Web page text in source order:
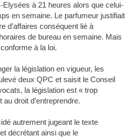
à 21 heures alors que celui-
en semaine. Le parfumeur justifiait
d’affaires conséquent lié à
de bureau en semaine. Mais
à la loi.
la législation en vigueur, les
deux QPC et saisit le Conseil
la législation est « trop
droit d’entreprendre.
autrement jugeant le texte
décrétant ainsi que le